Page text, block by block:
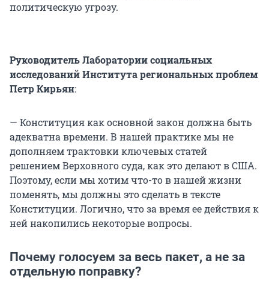
политическую угрозу.
Руководитель Лаборатории социальных
исследований Института региональных проблем
Петр Кирьян:
— Конституция как основной закон должна быть
адекватна времени. В нашей практике мы не
дополняем трактовки ключевых статей
решением Верховного суда, как это делают в США.
Поэтому, если мы хотим что-то в нашей жизни
поменять, мы должны это сделать в тексте
Конституции. Логично, что за время ее действия к
ней накопились некоторые вопросы.
Почему голосуем за весь пакет, а не за
отдельную поправку?